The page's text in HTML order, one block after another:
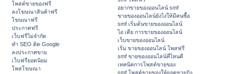
โพสต์ขายของฟรี
ลงโฆษณาสินค้าฟรี
โฆษณาฟรี
ประกาศฟรี
เว็บฟรีไม่จำกัด
ทำ SEO ติด Google
ลงประกาศขาย
เว็บฟรียอดนิยม
โพสโฆษณา
อยากขายของออนไลน์ smf
ขายของออนไลน์ยังไงให้มีคนซื้อ
smf เริ่มต้นขายของออนไลน์
ไอ เดีย การขายของออนไลน์
เว็บขายของออนไลน์
เริ่ม ขายของออนไลน์ โพสฟรี
smf ขายของออนไลน์ที่ไหนดี
เทคนิคการโพสต์ขายของ
smf โพสต์ขายของให้ยอดขายปัง